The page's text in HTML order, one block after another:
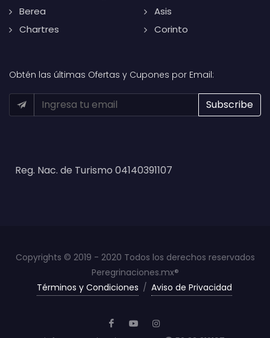
Berea
Chartres
Asis
Corinto
Obtén las últimas Ofertas y Cupones por Email:
Reg. Nac. de Turismo 04140391107
Copyrights © 2019 - 2020 Todos los derechos reservados
Peregrinaciones.mx®
Términos y Condiciones / Aviso de Privacidad